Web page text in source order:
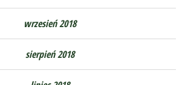
wrzesień 2018
sierpień 2018